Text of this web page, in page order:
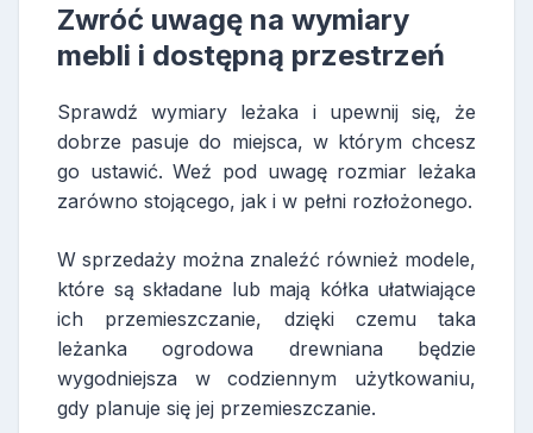
Zwróć uwagę na wymiary
mebli i dostępną przestrzeń
Sprawdź wymiary leżaka i upewnij się, że
dobrze pasuje do miejsca, w którym chcesz
go ustawić. Weź pod uwagę rozmiar leżaka
zarówno stojącego, jak i w pełni rozłożonego.
W sprzedaży można znaleźć również modele,
które są składane lub mają kółka ułatwiające
ich przemieszczanie, dzięki czemu taka
leżanka ogrodowa drewniana będzie
wygodniejsza w codziennym użytkowaniu,
gdy planuje się jej przemieszczanie.